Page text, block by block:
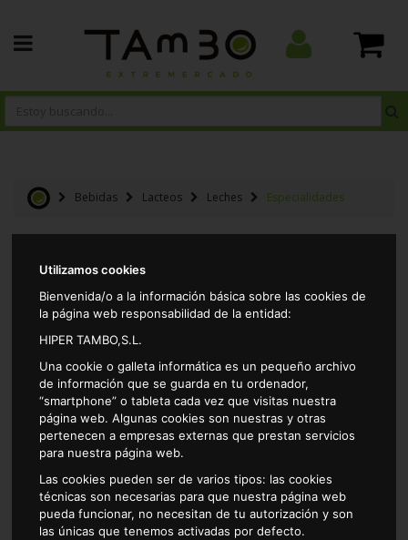
Utilizamos cookies
Bienvenida/o a la información básica sobre las cookies de
la página web responsabilidad de la entidad:
HIPER TAMBO,S.L.
Una cookie o galleta informática es un pequeño archivo
de información que se guarda en tu ordenador,
“smartphone” o tableta cada vez que visitas nuestra
página web. Algunas cookies son nuestras y otras
pertenecen a empresas externas que prestan servicios
para nuestra página web.
Las cookies pueden ser de varios tipos: las cookies
técnicas son necesarias para que nuestra página web
pueda funcionar, no necesitan de tu autorización y son
las únicas que tenemos activadas por defecto.
Bebidas Lacteos Leches Especialidades
LECHE SIN LACTOSA DESNATADA ALTEZA 1L